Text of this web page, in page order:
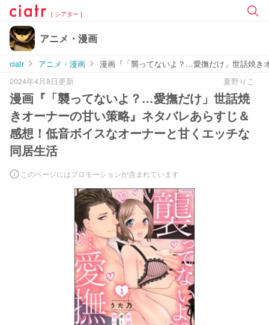
[ シアター ]
アニメ・漫画
ciatr アニメ・漫画
漫画『「襲ってないよ？…愛撫だけ」世話焼き
2024年4月8日更新
夏野りこ
漫画『「襲ってないよ？…愛撫だけ」世話焼
きオーナーの甘い策略』ネタバレあらすじ＆
感想！低音ボイスなオーナーと甘くエッチな
同居生活
このページにはプロモーションが含まれています